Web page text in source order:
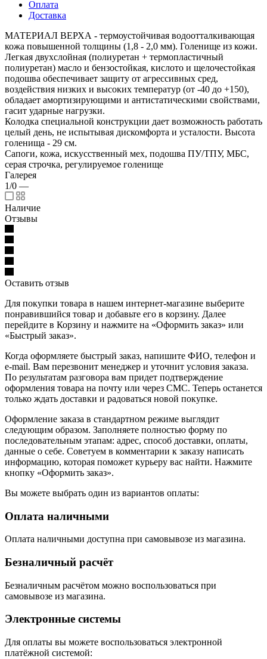
Оплата
Доставка
МАТЕРИАЛ ВЕРХА - термоустойчивая водоотталкивающая
кожа повышенной толщины (1,8 - 2,0 мм). Голенище из кожи.
Легкая двухслойная (полиуретан + термопластичный
полиуретан) масло и бензостойкая, кислото и щелочестойкая
подошва обеспечивает защиту от агрессивных сред,
воздействия низких и высоких температур (от -40 до +150),
обладает амортизирующими и антистатическими свойствами,
гасит ударные нагрузки.
Колодка специальной конструкции дает возможность работать
целый день, не испытывая дискомфорта и усталости. Высота
голенища - 29 см.
Сапоги, кожа, искусственный мех, подошва ПУ/ТПУ, МБС,
серая строчка, регулируемое голенище
Галерея
1/0 —
Наличие
Отзывы
Оставить отзыв
Для покупки товара в нашем интернет-магазине выберите
понравившийся товар и добавьте его в корзину. Далее
перейдите в Корзину и нажмите на «Оформить заказ» или
«Быстрый заказ».
Когда оформляете быстрый заказ, напишите ФИО, телефон и
e-mail. Вам перезвонит менеджер и уточнит условия заказа.
По результатам разговора вам придет подтверждение
оформления товара на почту или через СМС. Теперь останется
только ждать доставки и радоваться новой покупке.
Оформление заказа в стандартном режиме выглядит
следующим образом. Заполняете полностью форму по
последовательным этапам: адрес, способ доставки, оплаты,
данные о себе. Советуем в комментарии к заказу написать
информацию, которая поможет курьеру вас найти. Нажмите
кнопку «Оформить заказ».
Вы можете выбрать один из вариантов оплаты:
Оплата наличными
Оплата наличными доступна при самовывозе из магазина.
Безналичный расчёт
Безналичным расчётом можно воспользоваться при
самовывозе из магазина.
Электронные системы
Для оплаты вы можете воспользоваться электронной
платёжной системой: